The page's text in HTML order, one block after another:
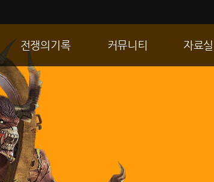
전쟁의기록
통합 길드전
공성 & 스팟
랭킹
R2Match
커뮤니티
GM노트
자료실